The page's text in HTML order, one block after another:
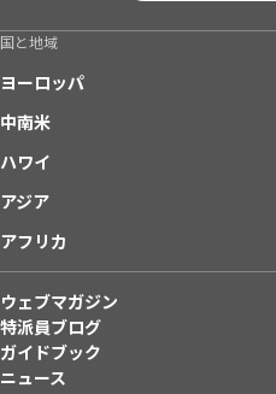
国と地域
ヨーロッパ
中南米
ハワイ
アジア
アフリカ
ウェブマガジン
特派員ブログ
ガイドブック
ニュース